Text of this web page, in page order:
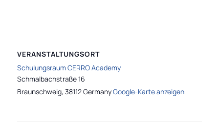
VERANSTALTUNGSORT
Schulungsraum CERRO Academy
Schmalbachstraße 16
Braunschweig, 38112GermanyGoogle-Karte anzeigen